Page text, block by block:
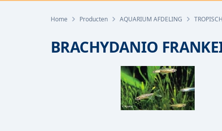
Home Producten AQUARIUM AFDELING
BRACHYDANIO